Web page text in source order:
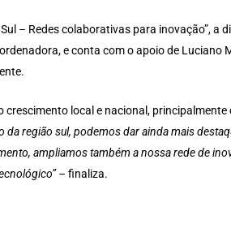
– Redes colaborativas para inovação”, a
e conta com o apoio de Luciano
crescimento local e nacional,
da região sul, podemos dar ainda mais
ampliamos também a nossa rede de
– finaliza.